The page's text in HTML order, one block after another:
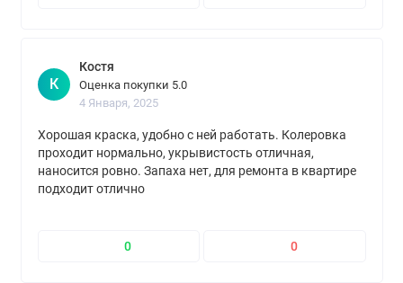
К
Костя
Оценка покупки 5.0
4 Января, 2025
Хорошая краска, удобно с ней работать. Колеровка
проходит нормально, укрывистость отличная,
наносится ровно. Запаха нет, для ремонта в квартире
подходит отлично
0 0